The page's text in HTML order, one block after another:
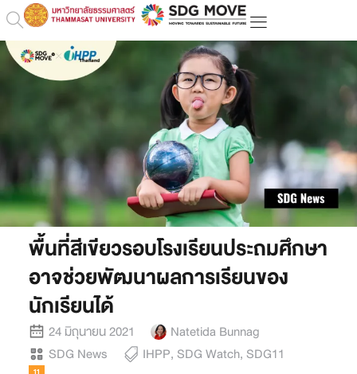
พื้นที่สีเขียวรอบโรงเรียนประถมศึกษา
อาจช่วยพัฒนาผลการเรียนของ
นักเรียนได้
24 มิถุนายน 2021
Natetida Bunnag
SDG News
IHPP, SDG Watch, SDG11